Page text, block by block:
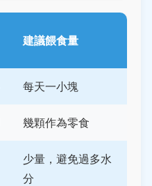
建議餵食量
每天一小塊
幾顆作為零食
少量，避免過多水
分